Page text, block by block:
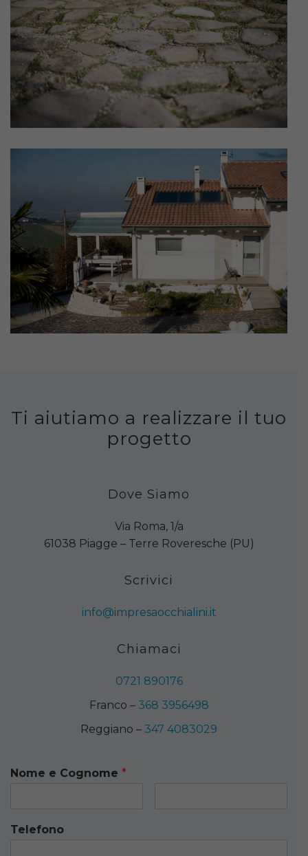
Ti aiutiamo a realizzare il tuo
progetto
Dove Siamo
Via Roma, 1/a
61038 Piagge – Terre Roveresche (PU)
Scrivici
info@impresaocchialini.it
Chiamaci
0721 890176
Franco – 368 3956498
Reggiano – 347 4083029
Nome e Cognome *
Telefono